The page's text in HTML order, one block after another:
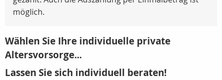
möglich.
Wählen Sie Ihre individuelle private
Altersvorsorge...
Lassen Sie sich individuell beraten!